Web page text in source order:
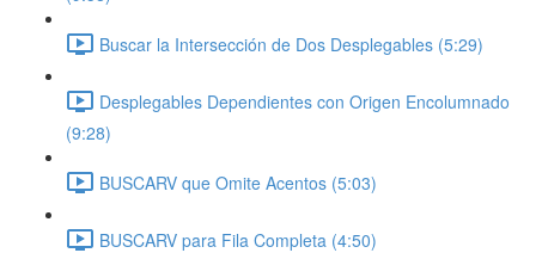
Buscar la Intersección de Dos Desplegables (5:29)
Desplegables Dependientes con Origen Encolumnado
(9:28)
BUSCARV que Omite Acentos (5:03)
BUSCARV para Fila Completa (4:50)